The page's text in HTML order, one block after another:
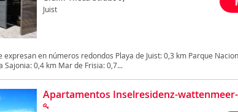
Juist
expresan en números redondos Playa de Juist: 0,3 km Parque
Sajonia: 0,4 km Mar de Frisia: 0,7...
Apartamentos Inselresidenz-